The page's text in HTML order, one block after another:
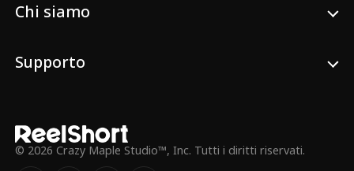
potrebbe essere proprio la moglie che ha
Chi siamo
Supporto
© 2026 Crazy Maple Studio™, Inc. Tutti i diritti riservati.